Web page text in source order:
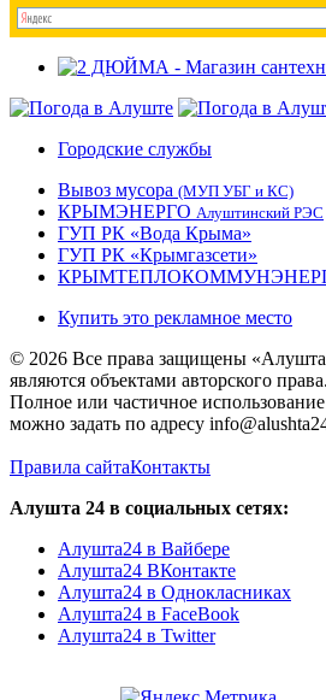
Городские службы
Вывоз мусора (МУП УБГ и КС)
КРЫМЭНЕРГО Алуштинский РЭС
ГУП РК «Вода Крыма»
ГУП РК «Крымгазсети»
Купить это рекламное место
© 2026 Все права защищены
являются объектами авторского
Полное или частичное
можно задать по адресу
Правила сайтаКонтакты
Алушта 24 в социальных сетях:
Алушта24 в Вайбере
Алушта24 ВКонтакте
Алушта24 в Однокласниках
Алушта24 в FaceBook
Алушта24 в Twitter